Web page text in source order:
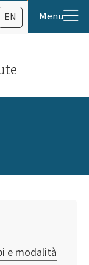
EN
e modalità